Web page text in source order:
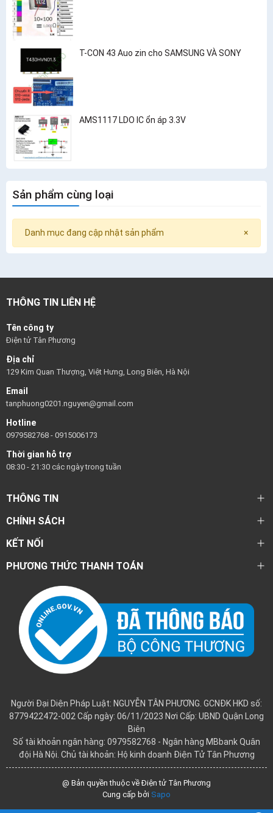
T-CON 43 Auo zin cho SAMSUNG VÀ SONY
AMS1117 LDO IC ổn áp 3.3V
Sản phẩm cùng loại
×
Danh mục đang cập nhật sản phẩm
THÔNG TIN LIÊN HỆ
Tên công ty
Điện tử Tân Phương
Địa chỉ
129 Kim Quan Thượng, Việt Hưng, Long Biên, Hà Nội
Email
tanphuong0201.nguyen@gmail.com
Hotline
0979582768 - 0915006173
Thời gian hỗ trợ
08:30 - 21:30 các ngày trong tuần
THÔNG TIN
CHÍNH SÁCH
KẾT NỐI
PHƯƠNG THỨC THANH TOÁN
Người Đại Diện Pháp Luật: NGUYỄN TÂN PHƯƠNG. GCNĐK HKD số:
8779422472-002 Cấp ngày: 06/11/2023 Nơi Cấp: UBND Quận Long
Biên
Số tài khoản ngân hàng: 0979582768 - Ngân hàng MBbank Quân
đội Hà Nội. Chủ tài khoản: Hộ kinh doanh Điện Tử Tân Phương
@ Bản quyền thuộc về Điện tử Tân Phương
Cung cấp bởi Sapo